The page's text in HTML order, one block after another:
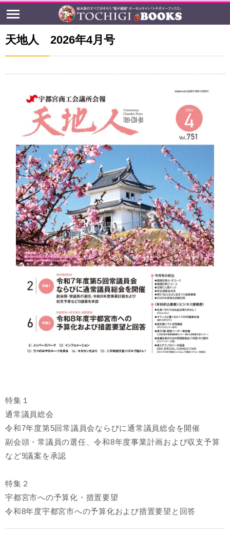
天地人 2026年4月号
特集１
通常議員総会
令和7年度第5回常議員会ならびに通常議員総会を開催
副会頭・常議員の選任、令和8年度事業計画および収支予算
など9議案を承認
特集２
宇都宮市への予算化・措置要望
令和8年度宇都宮市への予算化および措置要望と回答